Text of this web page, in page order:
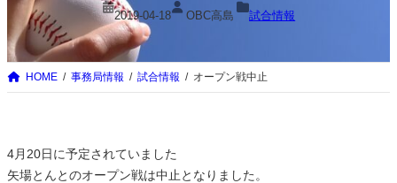
2019-04-18 OBC高島 試合情報
HOME 事務局情報 試合情報 オープン戦中止
4月20日に予定されていました
矢場とんとのオープン戦は中止となりました。